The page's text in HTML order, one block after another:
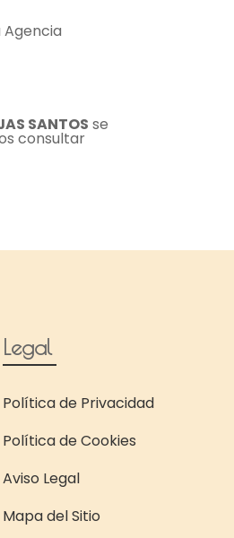
SANTOS se
consultar
Legal
Política de Privacidad
Política de Cookies
Aviso Legal
Mapa del Sitio